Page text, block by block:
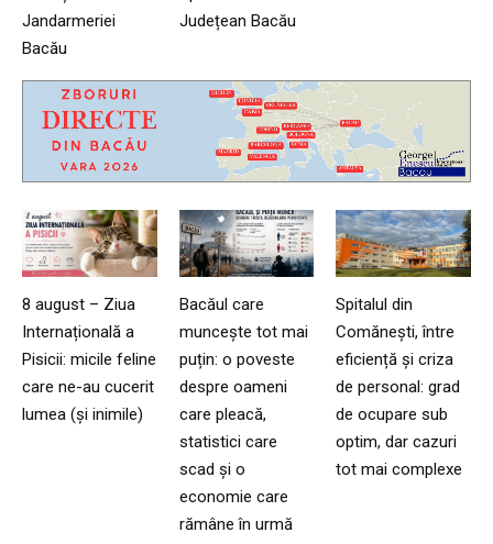
Jandarmeriei
Bacău
Județean Bacău
8 august – Ziua
Internațională a
Pisicii: micile feline
care ne-au cucerit
lumea (și inimile)
Bacăul care
muncește tot mai
puțin: o poveste
despre oameni
care pleacă,
statistici care
scad și o
economie care
rămâne în urmă
Spitalul din
Comănești, între
eficiență și criza
de personal: grad
de ocupare sub
optim, dar cazuri
tot mai complexe